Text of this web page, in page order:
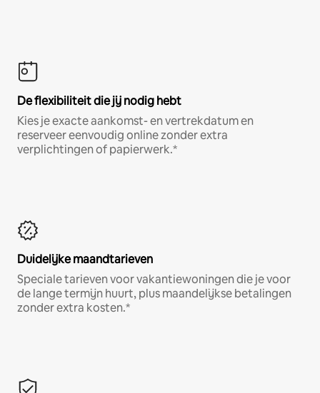
De flexibiliteit die jij nodig hebt
Kies je exacte aankomst- en vertrekdatum en
reserveer eenvoudig online zonder extra
verplichtingen of papierwerk.*
Duidelijke maandtarieven
Speciale tarieven voor vakantiewoningen die je voor
de lange termijn huurt, plus maandelijkse betalingen
zonder extra kosten.*